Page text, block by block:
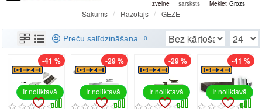
Sākums Ražotājs GEZE
Preču salīdzināšana
0
Ir noliktavā
-41 %
Ir noliktavā
-29 %
Ir noliktavā
-29 %
Ir noliktavā
-41 %